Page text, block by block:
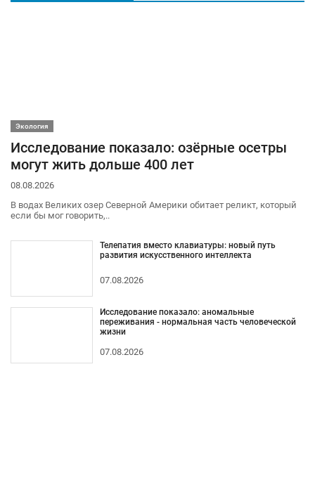
Экология
Исследование показало: озёрные осетры
могут жить дольше 400 лет
08.08.2026
В водах Великих озер Северной Америки обитает реликт, который
если бы мог говорить,..
Телепатия вместо клавиатуры: новый путь
развития искусственного интеллекта
07.08.2026
Исследование показало: аномальные
переживания - нормальная часть человеческой
жизни
07.08.2026